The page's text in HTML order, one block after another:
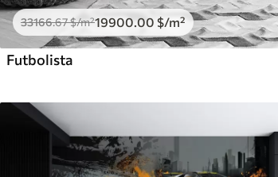
33166.67$/m²19900.00 $/m²
Futbolista